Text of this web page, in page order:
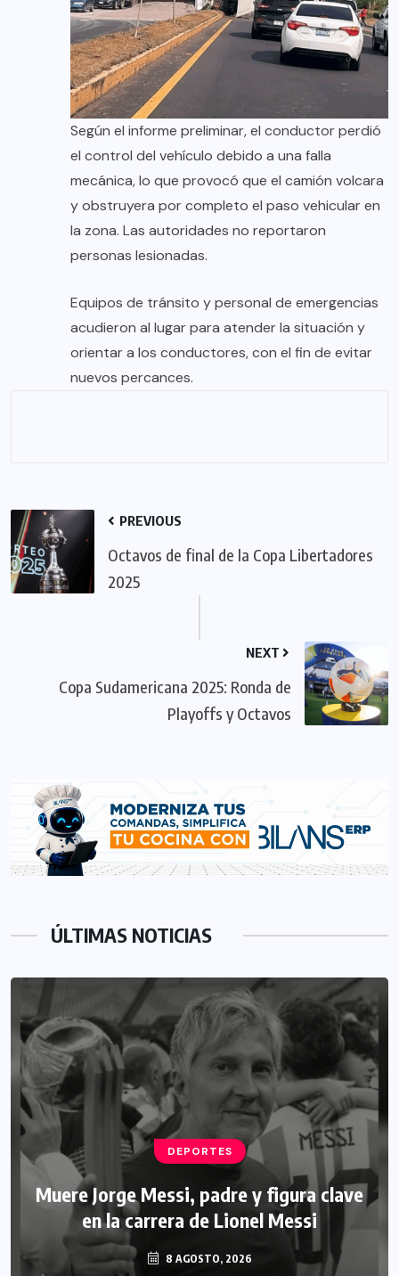
Según el informe preliminar, el conductor perdió
el control del vehículo debido a una falla
mecánica, lo que provocó que el camión volcara
y obstruyera por completo el paso vehicular en
la zona. Las autoridades no reportaron
personas lesionadas.
Equipos de tránsito y personal de emergencias
acudieron al lugar para atender la situación y
orientar a los conductores, con el fin de evitar
nuevos percances.
PREVIOUS
Octavos de final de la Copa Libertadores
2025
NEXT
Copa Sudamericana 2025: Ronda de
Playoffs y Octavos
ÚLTIMAS NOTICIAS
DEPORTES
Muere Jorge Messi, padre y figura clave
en la carrera de Lionel Messi
8 AGOSTO, 2026